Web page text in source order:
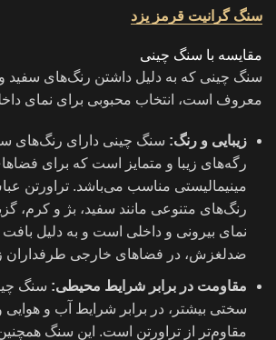
سنگ گرانیت قرمز یزد
مقایسه با سنگ چینی
سنگ چینی که به دلیل داشتن رنگ‌های
معروف است، انتخاب محبوبی برای نمای
زیبایی و رنگ: سنگ چینی دارای رنگ‌های
رگه‌های زیبا و متمایز است که برای
مینیمالیستی مناسب می‌باشد. تراورتن
رنگ‌های متنوعی مانند سفید، بژ و کرم،
نمای بیرونی و داخلی است و به دلیل
ضدلغزش، در فضاهای خارجی طرفداران
مقاومت در برابر شرایط محیطی: سنگ
سختی بیشتر، در برابر شرایط آب و هوایی
مقاوم‌تر از تراورتن است. این سنگ